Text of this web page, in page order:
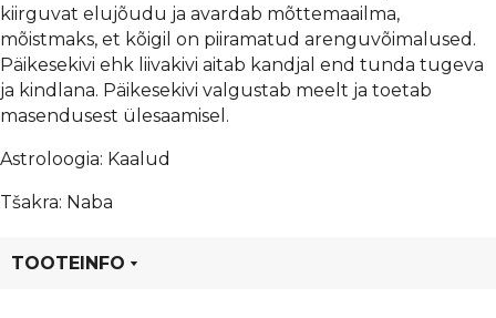
kiirguvat elujõudu ja avardab mõttemaailma,
mõistmaks, et kõigil on piiramatud arenguvõimalused.
Päikesekivi ehk liivakivi aitab kandjal end tunda tugeva
ja kindlana. Päikesekivi valgustab meelt ja toetab
masendusest ülesaamisel.
Astroloogia: Kaalud
Tšakra: Naba
TOOTEINFO